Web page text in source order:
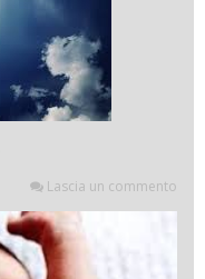
Lascia un commento